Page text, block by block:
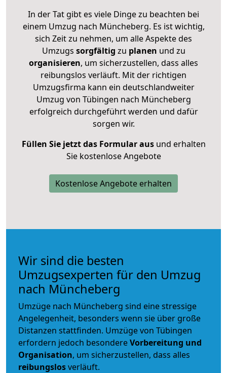
In der Tat gibt es viele Dinge zu beachten bei
einem Umzug nach Müncheberg. Es ist wichtig,
sich Zeit zu nehmen, um alle Aspekte des
Umzugs sorgfältig zu planen und zu
organisieren, um sicherzustellen, dass alles
reibungslos verläuft. Mit der richtigen
Umzugsfirma kann ein deutschlandweiter
Umzug von Tübingen nach Müncheberg
erfolgreich durchgeführt werden und dafür
sorgen wir.
Füllen Sie jetzt das Formular ausund erhalten
Sie kostenlose Angebote
Kostenlose Angebote erhalten
Wir sind die besten
Umzugsexperten für den Umzug
nach Müncheberg
Umzüge nach Müncheberg sind eine stressige
Angelegenheit, besonders wenn sie über große
Distanzen stattfinden. Umzüge von Tübingen
erfordern jedoch besondereVorbereitung und
Organisation, um sicherzustellen, dass alles
reibungslosverläuft.